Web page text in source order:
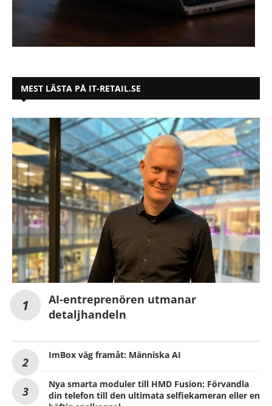
MEST LÄSTA PÅ IT-RETAIL.SE
AI-entreprenören utmanar
detaljhandeln
ImBox väg framåt: Människa AI
Nya smarta moduler till HMD Fusion: Förvandla
din telefon till den ultimata selfiekameran eller en